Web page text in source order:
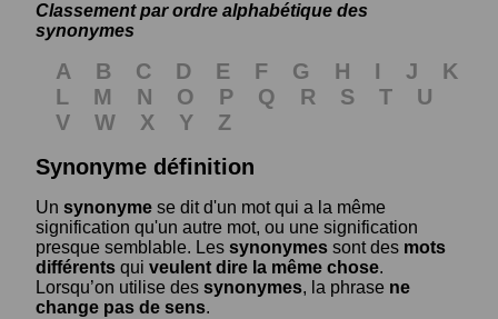
Classement par ordre alphabétique des
synonymes
A B C D E F G H I J
K
L
M N O P Q R S T
U
V
W X Y
Z
Synonyme définition
Un synonyme se dit d'un mot qui a la même
signification qu'un autre mot, ou une signification
presque semblable. Les synonymes sont des mots
différents qui veulent dire la même chose.
Lorsqu’on utilise des synonymes, la phrase ne
change pas de sens.